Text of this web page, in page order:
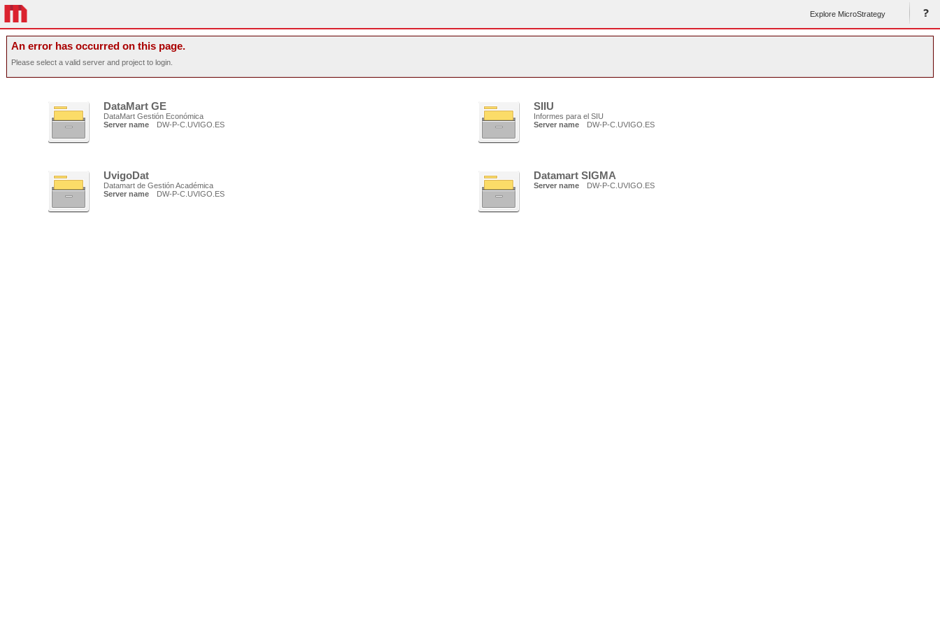
Explore MicroStrategy
An error has occurred on this page.
Please select a valid server and project to login.
DataMart GE
DataMart Gestión Económica
Server name
DW-P-C.UVIGO.ES
SIIU
Informes para el SIU
Server name
DW-P-C.UVIGO.ES
UvigoDat
Datamart de Gestión Académica
Server name
DW-P-C.UVIGO.ES
Datamart SIGMA
Server name DW-P-C.UVIGO.ES